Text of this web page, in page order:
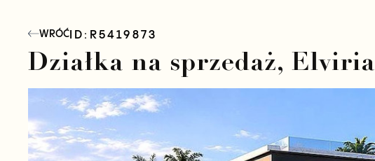
WRÓĆ ID: R5419873
Działka na sprzedaż, Elviria